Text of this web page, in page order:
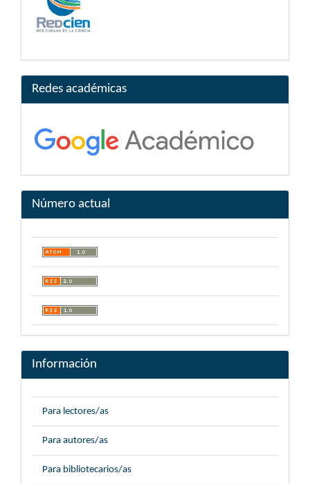
Redes académicas
Número actual
Información
Para lectores/as
Para autores/as
Para bibliotecarios/as